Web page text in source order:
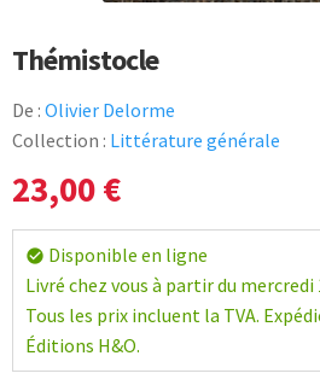
Thémistocle
De : Olivier Delorme
Collection : Littérature générale
23,00€
check_circle Disponible en ligne
Livré chez vous à partir du mercredi
Tous les prix incluent la TVA.
Éditions H&O.